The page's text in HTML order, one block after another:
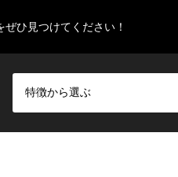
ひ見つけてください！
特徴から選ぶ